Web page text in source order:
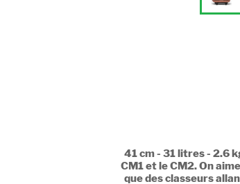
41 cm - 31 litres - 2.6
CM1 et le CM2. On
que des classeurs